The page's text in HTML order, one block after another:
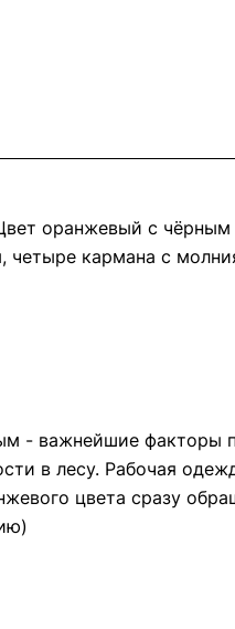
оранжевый с
кармана с
- важнейшие факторы
в лесу. Рабочая
цвета сразу